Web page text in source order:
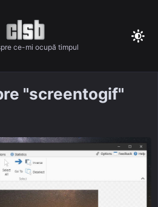
ce-mi ocupă timpul
"screentogif"